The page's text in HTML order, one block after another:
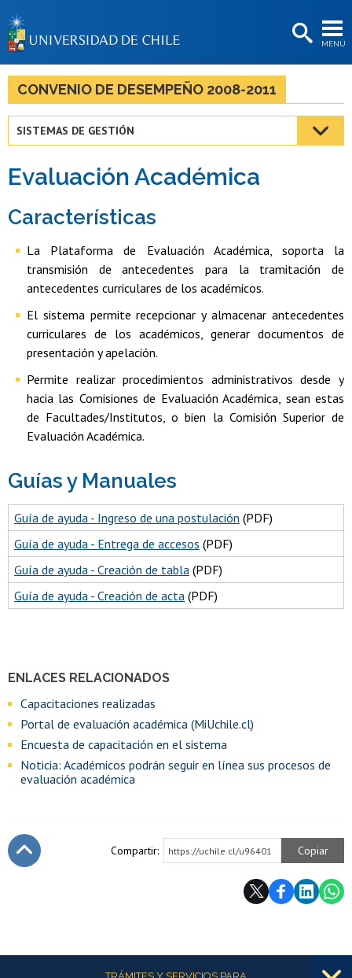
MENÚ
BIBLIOTECAS
LA UNIVERSIDAD
Estudiantes
Académicas/os
CONVENIO DE DESEMPEÑO 2008-2011
SISTEMAS DE GESTIÓN
Evaluación Académica
ENLACES RELACIONADOS
Capacitaciones realizadas
Portal de evaluación académica (MiUchile.cl)
Encuesta de capacitación en el sistema
Noticia: Académicos podrán seguir en línea sus procesos de
evaluación académica
Características
La Plataforma de Evaluación Académica, soporta la
transmisión de antecedentes para la tramitación de
antecedentes curriculares de los académicos.
El sistema permite recepcionar y almacenar antecedentes
curriculares de los académicos, generar documentos de
presentación y apelación.
Permite realizar procedimientos administrativos desde y
hacia las Comisiones de Evaluación Académica, sean estas
de Facultades/Institutos, o bien la Comisión Superior de
Evaluación Académica.
Guías y Manuales
Guía de ayuda - Ingreso de una postulación (PDF)
Guía de ayuda - Entrega de accesos (PDF)
Guía de ayuda - Creación de tabla (PDF)
Guía de ayuda - Creación de acta (PDF)
Compartir: https://uchile.cl/u96401 Copiar
Más información